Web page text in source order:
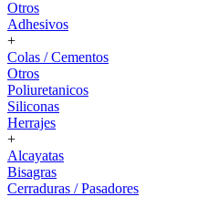
Otros
Adhesivos
+
Colas / Cementos
Otros
Poliuretanicos
Siliconas
Herrajes
+
Alcayatas
Bisagras
Cerraduras / Pasadores